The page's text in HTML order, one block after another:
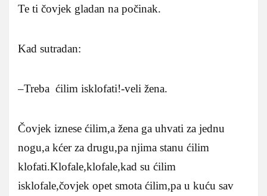
Te ti čovjek gladan na počinak.
Kad sutradan:
–Treba ćilim isklofati!-veli žena.
Čovjek iznese ćilim,a žena ga uhvati za jednu
nogu,a kćer za drugu,pa njima stanu ćilim
klofati.Klofale,klofale,kad su ćilim
isklofale,čovjek opet smota ćilim,pa u kuću sav